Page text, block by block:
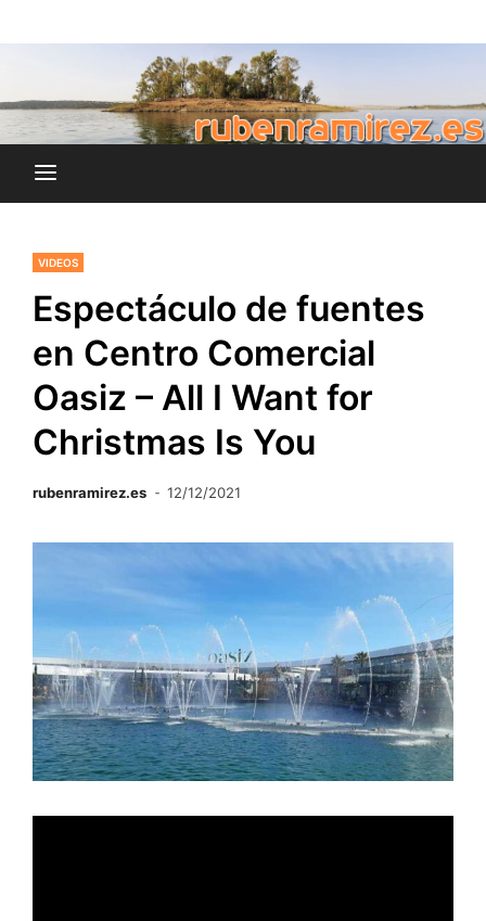
rubenramirez.es
VIDEOS
Espectáculo de fuentes
en Centro Comercial
Oasiz – All I Want for
Christmas Is You
rubenramirez.es 12/12/2021